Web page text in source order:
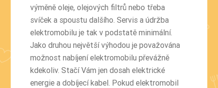
výměně oleje, olejových filtrů nebo třeba
svíček a spoustu dalšího. Servis a údržba
elektromobilu je tak v podstatě minimální.
Jako druhou největší výhodou je považována
možnost nabíjení elektromobilu převážně
kdekoliv. Stačí Vám jen dosah elektrické
energie a dobíjecí kabel. Pokud elektromobil